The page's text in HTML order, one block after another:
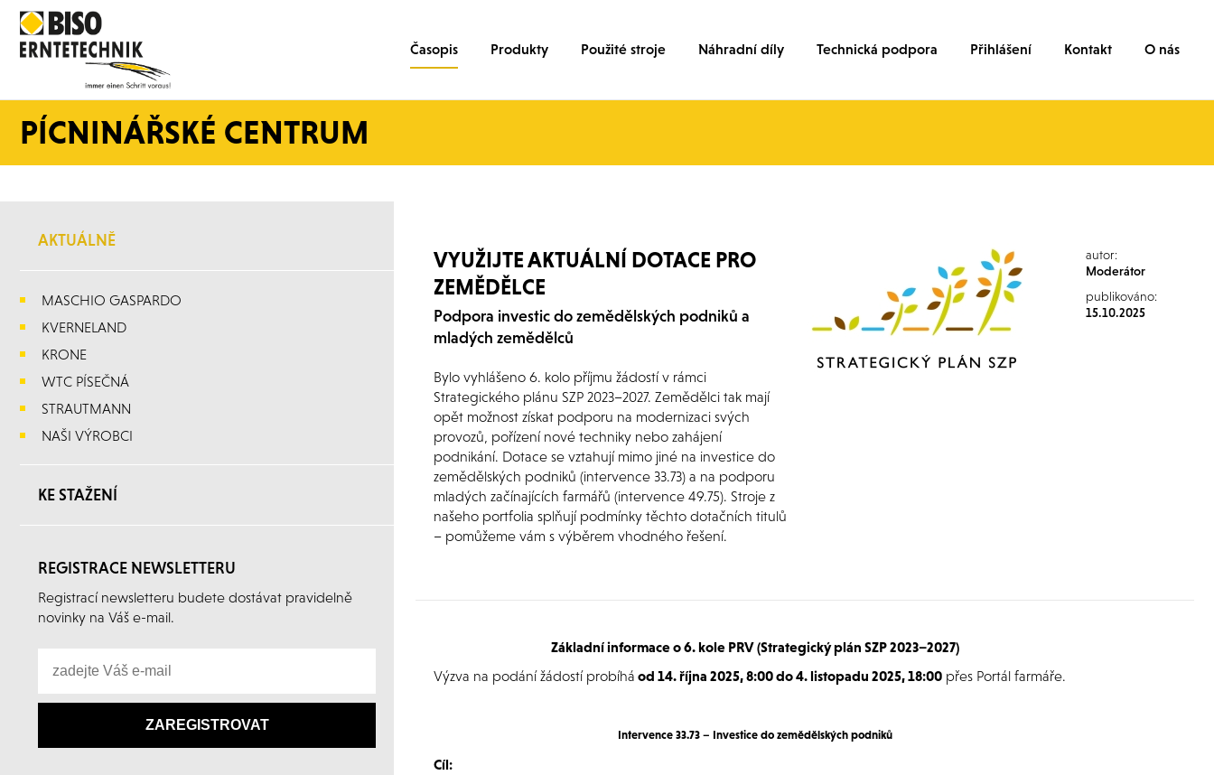
Časopis Produkty Použité stroje Náhradní díly Technická podpora Přihlášení Kontakt O nás
PÍCNINÁŘSKÉ CENTRUM
AKTUÁLNĚ
MASCHIO GASPARDO
KVERNELAND
KRONE
WTC PÍSEČNÁ
STRAUTMANN
NAŠI VÝROBCI
KE STAŽENÍ
REGISTRACE NEWSLETTERU
Registrací newsletteru budete dostávat pravidelně
novinky na Váš e-mail.
VYUŽIJTE AKTUÁLNÍ DOTACE PRO
ZEMĚDĚLCE
Podpora investic do zemědělských podniků a
mladých zemědělců
autor:
Moderátor
publikováno:
15.10.2025
Bylo vyhlášeno 6. kolo příjmu žádostí v rámci
Strategického plánu SZP 2023–2027. Zemědělci tak mají
opět možnost získat podporu na modernizaci svých
provozů, pořízení nové techniky nebo zahájení
podnikání. Dotace se vztahují mimo jiné na investice do
zemědělských podniků (intervence 33.73) a na podporu
mladých začínajících farmářů (intervence 49.75). Stroje z
našeho portfolia splňují podmínky těchto dotačních titulů
– pomůžeme vám s výběrem vhodného řešení.
Základní informace o 6. kole PRV (Strategický plán SZP 2023–2027)
Výzva na podání žádostí probíhá od 14. října 2025, 8:00 do 4. listopadu 2025, 18:00 přes Portál farmáře.
Intervence 33.73 – Investice do zemědělských podniků
Cíl: